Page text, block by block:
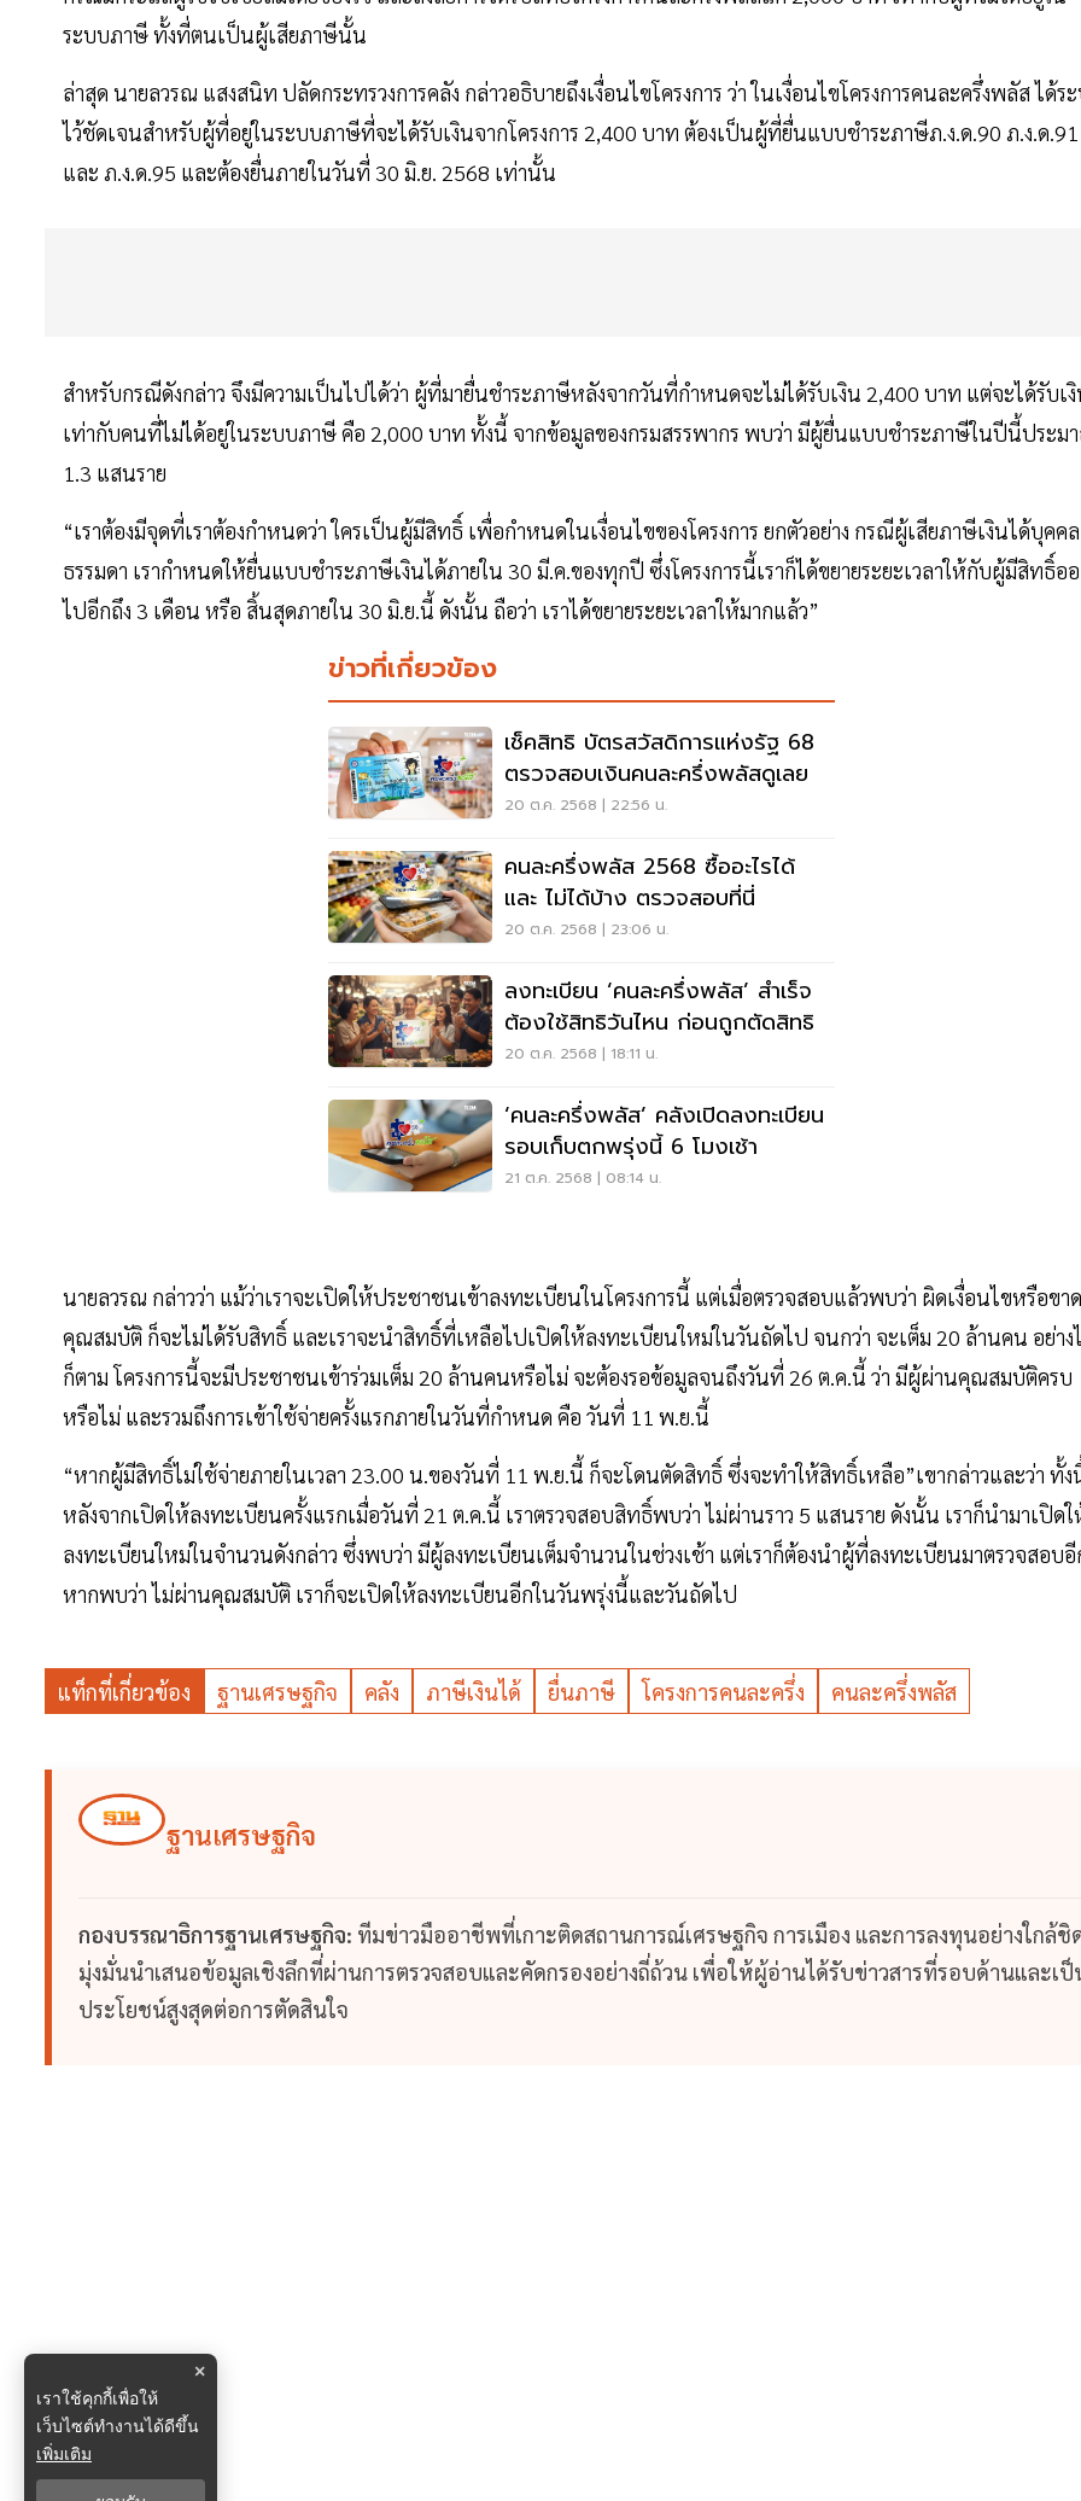
ระบบภาษี ทั้งที่ตนเป็นผู้เสียภาษีนั้น
ล่าสุด นายลวรณ แสงสนิท ปลัดกระทรวงการคลัง กล่าวอธิบายถึงเงื่อนไขโครงการ ว่า ในเงื่อนไขโครงการคนละครึ่งพลัส ได้ร
ไว้ชัดเจนสำหรับผู้ที่อยู่ในระบบภาษีที่จะได้รับเงินจากโครงการ 2,400 บาท ต้องเป็นผู้ที่ยื่นแบบชำระภาษีภ.ง.ด.90 ภ.ง.ด.91
และ ภ.ง.ด.95 และต้องยื่นภายในวันที่ 30 มิ.ย. 2568 เท่านั้น
สำหรับกรณีดังกล่าว จึงมีความเป็นไปได้ว่า ผู้ที่มายื่นชำระภาษีหลังจากวันที่กำหนดจะไม่ได้รับเงิน 2,400 บาท แต่จะได้รับเ
เท่ากับคนที่ไม่ได้อยู่ในระบบภาษี คือ 2,000 บาท ทั้งนี้ จากข้อมูลของกรมสรรพากร พบว่า มีผู้ยื่นแบบชำระภาษีในปีนี้ประม
1.3 แสนราย
“เราต้องมีจุดที่เราต้องกำหนดว่า ใครเป็นผู้มีสิทธิ์ เพื่อกำหนดในเงื่อนไขของโครงการ ยกตัวอย่าง กรณีผู้เสียภาษีเงินได้บุคคล
ธรรมดา เรากำหนดให้ยื่นแบบชำระภาษีเงินได้ภายใน 30 มี.ค.ของทุกปี ซึ่งโครงการนี้เราก็ได้ขยายระยะเวลาให้กับผู้มีสิทธิ์อ
ไปอีกถึง 3 เดือน หรือ สิ้นสุดภายใน 30 มิ.ย.นี้ ดังนั้น ถือว่า เราได้ขยายระยะเวลาให้มากแล้ว”
ข่าวที่เกี่ยวข้อง
เช็คสิทธิ บัตรสวัสดิการแห่งรัฐ 68
ตรวจสอบเงินคนละครึ่งพลัสดูเลย
20 ต.ค. 2568 | 22:56 น.
คนละครึ่งพลัส 2568 ซื้ออะไรได้
และ ไม่ได้บ้าง ตรวจสอบที่นี่
20 ต.ค. 2568 | 23:06 น.
ลงทะเบียน ‘คนละครึ่งพลัส’ สำเร็จ
ต้องใช้สิทธิวันไหน ก่อนถูกตัดสิทธิ
20 ต.ค. 2568 | 18:11 น.
‘คนละครึ่งพลัส’ คลังเปิดลงทะเบียน
รอบเก็บตกพรุ่งนี้ 6 โมงเช้า
21 ต.ค. 2568 | 08:14 น.
นายลวรณ กล่าวว่า แม้ว่าเราจะเปิดให้ประชาชนเข้าลงทะเบียนในโครงการนี้ แต่เมื่อตรวจสอบแล้วพบว่า ผิดเงื่อนไขหรือขาด
คุณสมบัติ ก็จะไม่ได้รับสิทธิ์ และเราจะนำสิทธิ์ที่เหลือไปเปิดให้ลงทะเบียนใหม่ในวันถัดไป จนกว่า จะเต็ม 20 ล้านคน อย่าง
ก็ตาม โครงการนี้จะมีประชาชนเข้าร่วมเต็ม 20 ล้านคนหรือไม่ จะต้องรอข้อมูลจนถึงวันที่ 26 ต.ค.นี้ ว่า มีผู้ผ่านคุณสมบัติครบ
หรือไม่ และรวมถึงการเข้าใช้จ่ายครั้งแรกภายในวันที่กำหนด คือ วันที่ 11 พ.ย.นี้
“หากผู้มีสิทธิ์ไม่ใช้จ่ายภายในเวลา 23.00 น.ของวันที่ 11 พ.ย.นี้ ก็จะโดนตัดสิทธิ์ ซึ่งจะทำให้สิทธิ์เหลือ”เขากล่าวและว่า ทั้ง
หลังจากเปิดให้ลงทะเบียนครั้งแรกเมื่อวันที่ 21 ต.ค.นี้ เราตรวจสอบสิทธิ์พบว่า ไม่ผ่านราว 5 แสนราย ดังนั้น เราก็นำมาเปิด
ลงทะเบียนใหม่ในจำนวนดังกล่าว ซึ่งพบว่า มีผู้ลงทะเบียนเต็มจำนวนในช่วงเช้า แต่เราก็ต้องนำผู้ที่ลงทะเบียนมาตรวจสอบ
หากพบว่า ไม่ผ่านคุณสมบัติ เราก็จะเปิดให้ลงทะเบียนอีกในวันพรุ่งนี้และวันถัดไป
แท็กที่เกี่ยวข้อง ฐานเศรษฐกิจ คลัง ภาษีเงินได้ ยื่นภาษี โครงการคนละครึ่ง คนละครึ่งพลัส
ฐานเศรษฐกิจ
กองบรรณาธิการฐานเศรษฐกิจ: ทีมข่าวมืออาชีพที่เกาะติดสถานการณ์เศรษฐกิจ การเมือง และการลงทุนอย่างใกล้ชิ
มุ่งมั่นนำเสนอข้อมูลเชิงลึกที่ผ่านการตรวจสอบและคัดกรองอย่างถี่ถ้วน เพื่อให้ผู้อ่านได้รับข่าวสารที่รอบด้านและเป็
ประโยชน์สูงสุดต่อการตัดสินใจ
×
เราใช้คุกกี้เพื่อให้
เว็บไซต์ทำงานได้ดีขึ้น
เพิ่มเติม